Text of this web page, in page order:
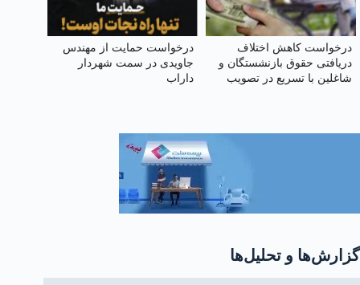
درخواست کاهش اختلاف
دریافتی حقوق بازنشستگان و
شاغلین با تسریع در تصویب
درخواست حمایت از مهندس
جاویدی در سمت شهردار
داراب
گزارش‌ها و تحلیل‌ها